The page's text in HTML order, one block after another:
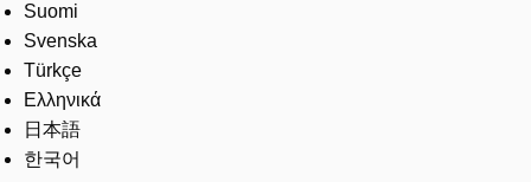
Suomi
Svenska
Türkçe
Ελληνικά
日本語
한국어